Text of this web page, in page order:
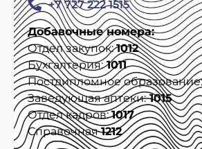
+7 727 222 1515
Добавочные номера:
Отдел закупок:1012
Бухгалтерия:1011
Постдипломное образование:
Заведующая аптеки:1015
Отдел кадров:1017
Справочная1212